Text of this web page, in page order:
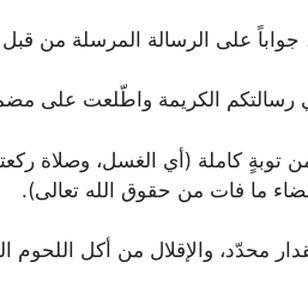
جواباً على الرسالة المرسلة من
رسالتكم الكريمة واطّلعت على
كاملة (أي الغسل، وصلاة
ما فات من حقوق الله تعالى).
محدّد، والإقلال من أكل اللحوم